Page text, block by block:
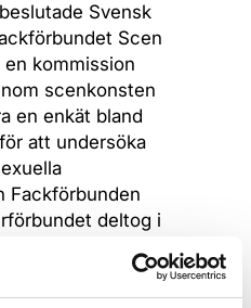
Svensk
Scen
kommission
scenkonsten
en enkät bland
att undersöka
Fackförbunden
deltog i
branschen har